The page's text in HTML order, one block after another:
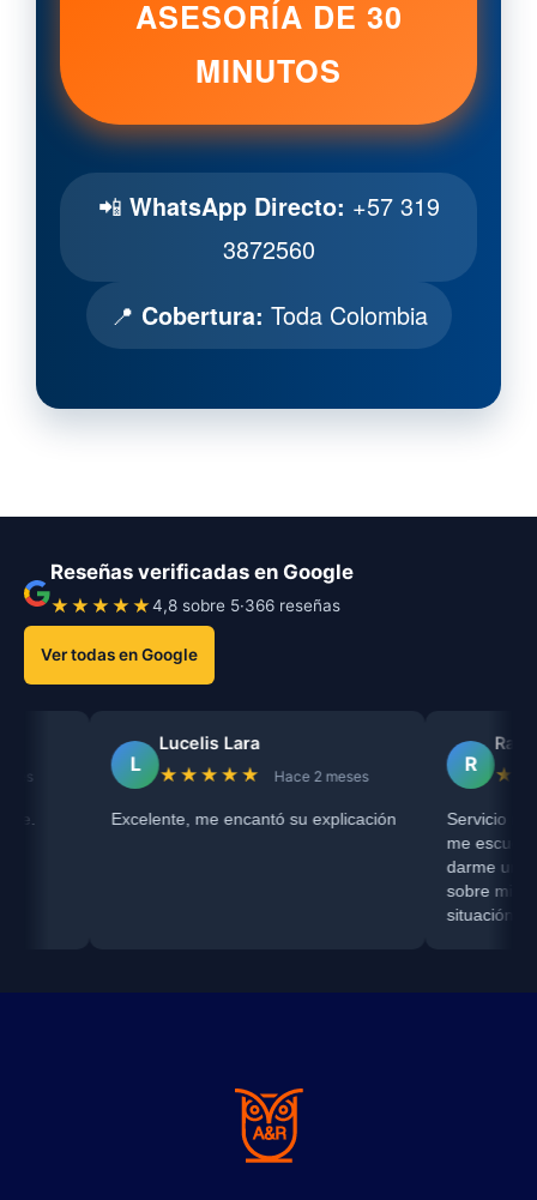
ASESORÍA DE 30
MINUTOS
📲 WhatsApp Directo: +57 319
3872560
📍 Cobertura: Toda Colombia
Reseñas verificadas en Google
★★★★★4,8 sobre 5·366 reseñas
Ver todas en Google
Lucelis Lara
★★★★★ Hace 2 meses
me encantó su explicación
★★★★★ Hace 3
Servicio recomendado, el Dr.
me escuchó completamente
darme una orientación
sobre mi proceso de divorcio
situación con mi RC de